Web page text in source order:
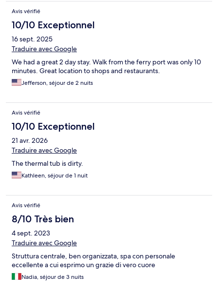
Avis vérifié
10/10 Exceptionnel
16 sept. 2025
Traduire avec Google
We had a great 2 day stay. Walk from the ferry port was only 10
minutes. Great location to shops and restaurants.
Jefferson, séjour de 2 nuits
Avis vérifié
10/10 Exceptionnel
21 avr. 2026
Traduire avec Google
The thermal tub is dirty.
Kathleen, séjour de 1 nuit
Avis vérifié
8/10 Très bien
4 sept. 2023
Traduire avec Google
Struttura centrale, ben organizzata, spa con personale
eccellente a cui esprimo un grazie di vero cuore
Nadia, séjour de 3 nuits